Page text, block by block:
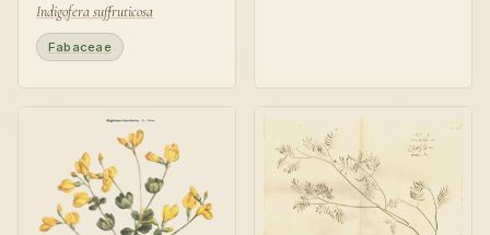
Indigofera suffruticosa
Fabaceae